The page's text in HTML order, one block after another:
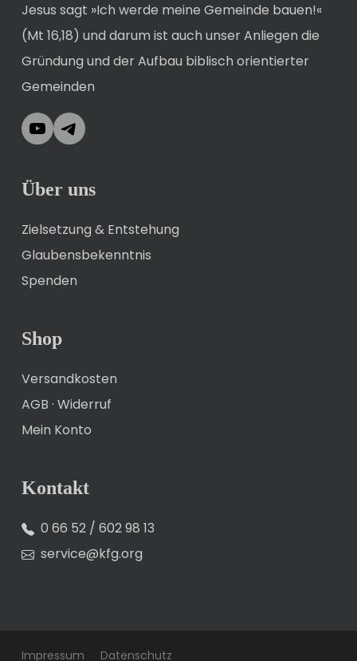
Jesus sagt »Ich werde meine Gemeinde bauen!«
(Mt 16,18) und darum ist auch unser Anliegen die
Gründung und der Aufbau biblisch orientierter
Gemeinden
YouTubeTelegram
Über uns
Zielsetzung & Entstehung
Glaubensbekenntnis
Spenden
Shop
Versandkosten
AGB · Widerruf
Mein Konto
Kontakt
0 66 52 / 602 98 13
service@kfg.org
Impressum Datenschutz